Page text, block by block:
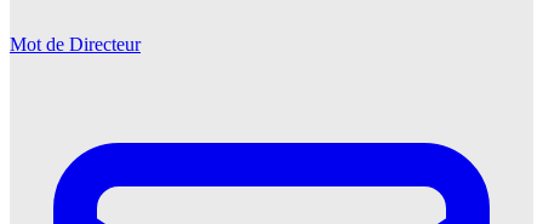
Mot de Directeur